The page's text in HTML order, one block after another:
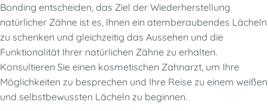
Bonding entscheiden, das Ziel der Wiederherstellung
natürlicher Zähne ist es, Ihnen ein atemberaubendes Lächeln
zu schenken und gleichzeitig das Aussehen und die
Funktionalität Ihrer natürlichen Zähne zu erhalten.
Konsultieren Sie einen kosmetischen Zahnarzt, um Ihre
Möglichkeiten zu besprechen und Ihre Reise zu einem weißen
und selbstbewussten Lächeln zu beginnen.